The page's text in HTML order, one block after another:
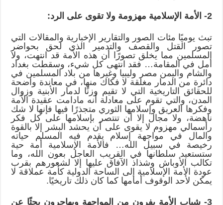
2- الأمة الإسلامية مهزومة ولا تقوى على الرد:
تبث يوميًا مئات الصور والتقارير الإخبارية والمقالات التي
تصور القتل والقصف والتدمير الذي لحق بحواضر
المسلمين مما يخلق تصورًا أن هذه الأمة قد انتهت، ولا
أمل في المقامة… فقد انتهى كل شيء، وسقطت بغداد
والشام واليمن مصر وليبيا وغيرها من بلاد المسلمين في
دائرة من الدمار مغلقة لا فكاك منها، في معاندة واضحة
للحقائق التاريخية التي لا تقيم وزنًا لدمار الأبنية وزوال
المدن، والتي تقوم على معادلة أنه مادامت عقيدة الأمة
وفكرها العريق وإسلامها الثوري متجذرًا فيها فإنها لا شك
ناهضة، ولا مجال إلا أن تنتصر بإسلامها على كل فكر
رأسمالي مهزوم لا يقوى على أن يحشد البشر إلا بالقوة
والمال في مواجهة إسلام يقدم فيه المسلم حياته
رخيصة في سبيل الله… فالأمة الإسلامية أمة حية
ستستعيد سلطانها في القريب العاجل بعون الله، وما
تكالب الأوباش وشذاذ الآفاق عليها إلا لشعورهم بقرب
عودة الأمة الإسلامية إلى الساحة الدولية كأمة عملاقة لا
يمكن لأحد الوقوف أمامها كما كان ذلك تاريخيًا.
3- شباب الأمة يفرون من المواجهة ويهاجرون بحثًا عن